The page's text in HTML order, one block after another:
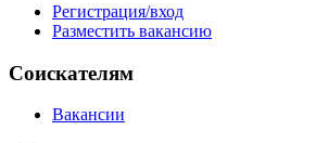
Регистрация/вход
Разместить вакансию
Соискателям
Вакансии